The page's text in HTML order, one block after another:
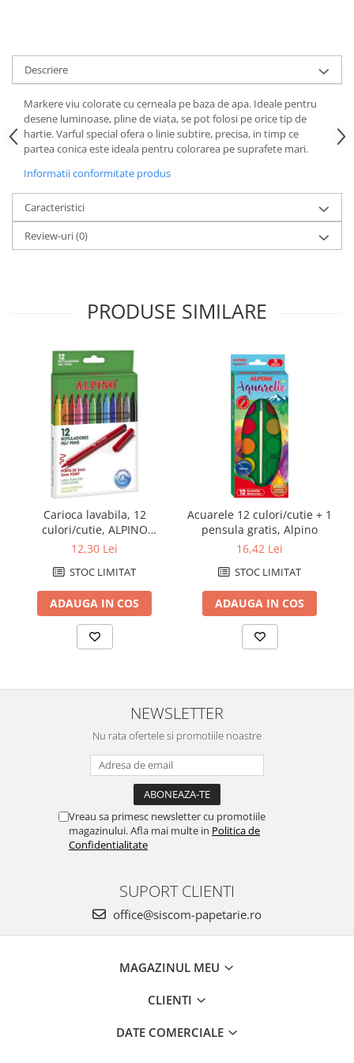
Descriere
Markere viu colorate cu cerneala pe baza de apa. Ideale pentru
desene luminoase, pline de viata, se pot folosi pe orice tip de
hartie. Varful special ofera o linie subtire, precisa, in timp ce
partea conica este ideala pentru colorarea pe suprafete mari.
Informatii conformitate produs
Caracteristici
Review-uri(0)
PRODUSE SIMILARE
Carioca lavabila, 12
culori/cutie, ALPINO
Standard - culori clasice
12,30 Lei
STOC LIMITAT
ADAUGA IN COS
Acuarele 12 culori/cutie + 1
pensula gratis, Alpino
16,42 Lei
STOC LIMITAT
ADAUGA IN COS
NEWSLETTER
Nu rata ofertele si promotiile noastre
Vreau sa primesc newsletter cu promotiile
magazinului. Afla mai multe in Politica de
Confidentialitate
SUPORT CLIENTI
office@siscom-papetarie.ro
MAGAZINUL MEU
CLIENTI
DATE COMERCIALE